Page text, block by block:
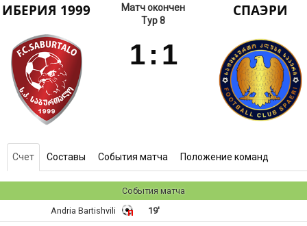
ИБЕРИЯ 1999
Матч окончен
Тур 8
1: 1
СПАЭРИ
Счет Составы События матча Положение команд
События матча
19'
Andria Bartishvili